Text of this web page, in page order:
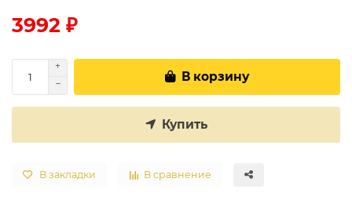
3992 ₽
В корзину
Купить
В закладки В сравнение